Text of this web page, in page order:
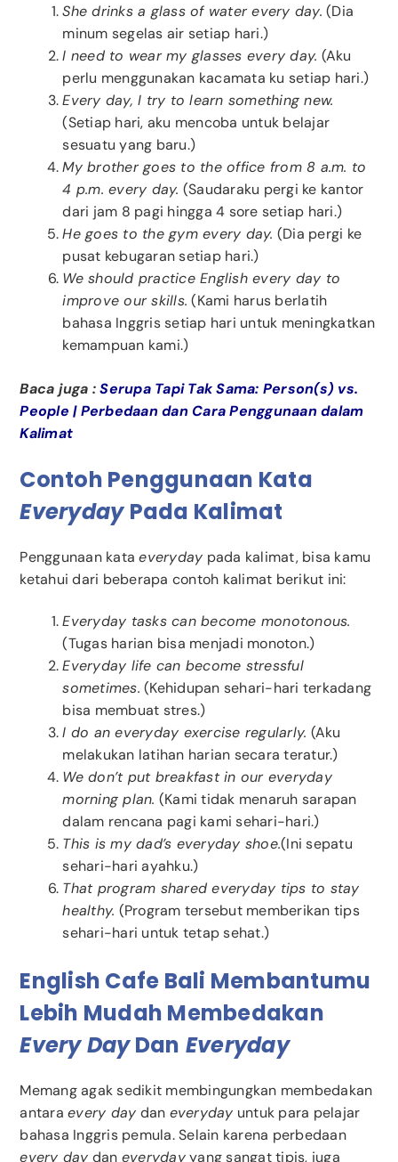
She drinks a glass of water every day. (Dia
minum segelas air setiap hari.)
I need to wear my glasses every day. (Aku
perlu menggunakan kacamata ku setiap hari.)
Every day, I try to learn something new.
(Setiap hari, aku mencoba untuk belajar
sesuatu yang baru.)
My brother goes to the office from 8 a.m. to
4 p.m. every day. (Saudaraku pergi ke kantor
dari jam 8 pagi hingga 4 sore setiap hari.)
He goes to the gym every day. (Dia pergi ke
pusat kebugaran setiap hari.)
We should practice English every day to
improve our skills. (Kami harus berlatih
bahasa Inggris setiap hari untuk meningkatkan
kemampuan kami.)
Baca juga :Serupa Tapi Tak Sama: Person(s) vs.
People | Perbedaan dan Cara Penggunaan dalam
Kalimat
Contoh Penggunaan Kata
Everyday Pada Kalimat
Penggunaan kataeveryday pada kalimat, bisa kamu
ketahui dari beberapa contoh kalimat berikut ini:
Everyday tasks can become monotonous.
(Tugas harian bisa menjadi monoton.)
Everyday life can become stressful
sometimes. (Kehidupan sehari-hari terkadang
bisa membuat stres.)
I do an everyday exercise regularly. (Aku
melakukan latihan harian secara teratur.)
We don’t put breakfast in our everyday
morning plan. (Kami tidak menaruh sarapan
dalam rencana pagi kami sehari-hari.)
This is my dad’s everyday shoe.(Ini sepatu
sehari-hari ayahku.)
That program shared everyday tips to stay
healthy. (Program tersebut memberikan tips
sehari-hari untuk tetap sehat.)
English Cafe Bali Membantumu
Lebih Mudah Membedakan
Every DayDan Everyday
Memang agak sedikit membingungkan membedakan
antaraevery day dan everyday untuk para pelajar
bahasa Inggris pemula. Selain karena perbedaan
every day dan everydayyang sangat tipis, juga